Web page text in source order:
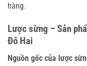
hàng.
Lược sừng – Sản
Đô Hai
Nguồn gốc của lược